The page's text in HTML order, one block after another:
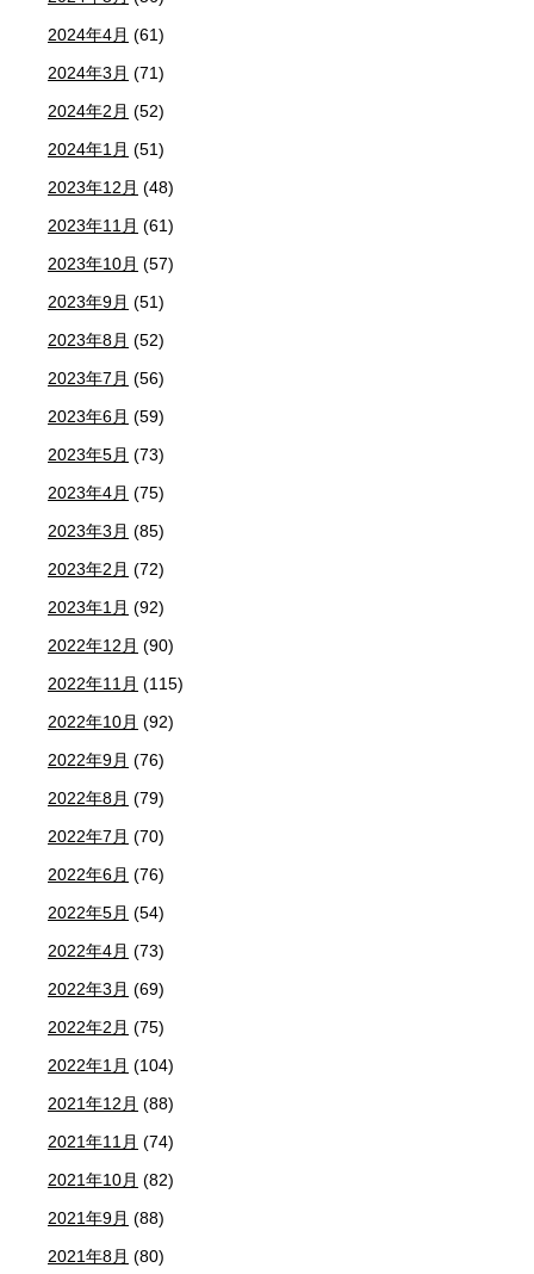
2024年4月 (61)
2024年3月 (71)
2024年2月 (52)
2024年1月 (51)
2023年12月 (48)
2023年11月 (61)
2023年10月 (57)
2023年9月 (51)
2023年8月 (52)
2023年7月 (56)
2023年6月 (59)
2023年5月 (73)
2023年4月 (75)
2023年3月 (85)
2023年2月 (72)
2023年1月 (92)
2022年12月 (90)
2022年11月 (115)
2022年10月 (92)
2022年9月 (76)
2022年8月 (79)
2022年7月 (70)
2022年6月 (76)
2022年5月 (54)
2022年4月 (73)
2022年3月 (69)
2022年2月 (75)
2022年1月 (104)
2021年12月 (88)
2021年11月 (74)
2021年10月 (82)
2021年9月 (88)
2021年8月 (80)